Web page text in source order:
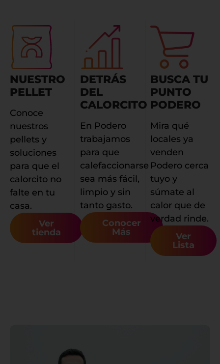
NUESTRO
PELLET
Conoce
nuestros
pellets y
soluciones
para que el
calorcito no
falte en tu
casa.
Ver
tienda
DETRÁS
DEL
CALORCITO
En Podero
trabajamos
para que
calefaccionarse
sea más fácil,
limpio y sin
tanto gasto.
Conocer
Más
BUSCA TU
PUNTO
PODERO
Mira qué
locales ya
venden
Podero cerca
tuyo y
súmate al
calor que de
verdad rinde.
Ver
Lista